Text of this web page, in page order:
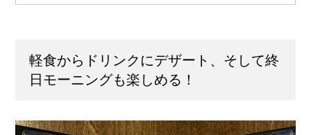
軽食からドリンクにデザート、そして終
日モーニングも楽しめる！